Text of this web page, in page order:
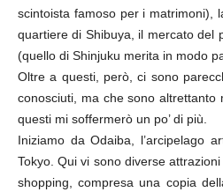
scintoista famoso per i matrimoni),
quartiere di Shibuya, il mercato del
(quello di Shinjuku merita in modo
Oltre a questi, però, ci sono
conosciuti, ma che sono altrettanto
questi mi soffermerò un po’ di più.
Iniziamo da Odaiba, l’arcipelago
Tokyo. Qui vi sono diverse
shopping, compresa una copia